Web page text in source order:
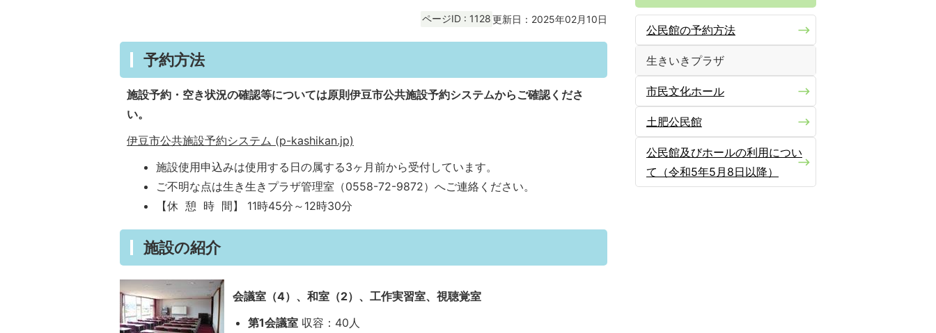
ページID : 1128更新日：2025年02月10日
予約方法
施設予約・空き状況の確認等については原則伊豆市公共施設予約システムからご確認くださ
い。
伊豆市公共施設予約システム (p-kashikan.jp)
施設使用申込みは使用する日の属する3ヶ月前から受付しています。
ご不明な点は生き生きプラザ管理室（0558-72-9872）へご連絡ください。
【休 憩 時 間】 11時45分～12時30分
施設の紹介
会議室（4）、和室（2）、工作実習室、視聴覚室
第1会議室 収容：40人
公民館の予約方法
生きいきプラザ
市民文化ホール
土肥公民館
公民館及びホールの利用につい
て（令和5年5月8日以降）